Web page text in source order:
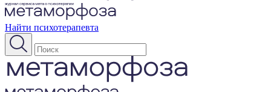
Найти психотерапевта